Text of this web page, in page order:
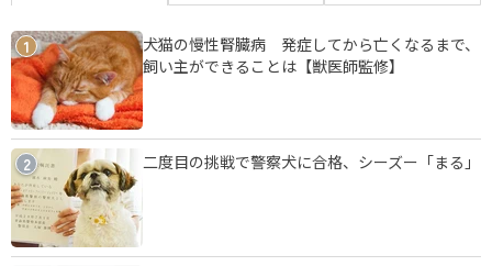
1
犬猫の慢性腎臓病 発症してから亡くなるまで、
飼い主ができることは【獣医師監修】
2 二度目の挑戦で警察犬に合格、シーズー「まる」